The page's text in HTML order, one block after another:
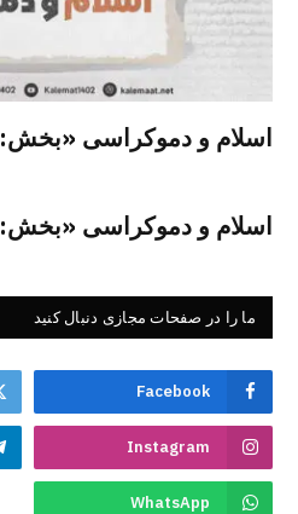
اسلام و دموکراسی «بخش: ۱۲»
اسلام و دموکراسی «بخش: ۱۱»
ما را در صفحات مجازی دنبال کنید
Facebook
Instagram
WhatsApp